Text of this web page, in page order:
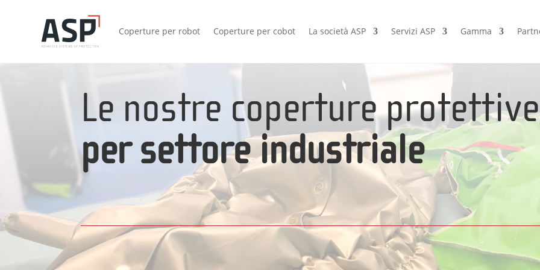
Coperture per robot Coperture per cobot La società ASP Servizi ASP Gamma
Le nostre coperture
per settore industriale